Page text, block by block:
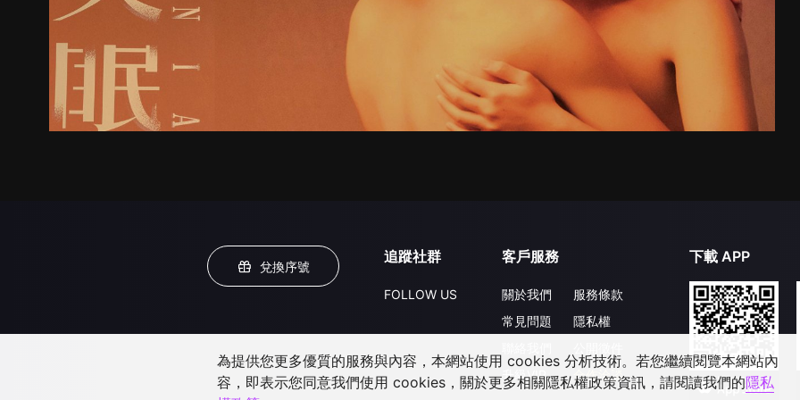
兌換序號
追蹤社群
FOLLOW US
客戶服務
關於我們
常見問題
升級VIP
服務條款
隱私權
合作洽談
下載 APP
為提供您更多優質的服務與內容，本網站使用 cookies 分析技術。若您繼續閱覽本網站內
容，即表示您同意我們使用 cookies，關於更多相關隱私權政策資訊，請閱讀我們的隱私